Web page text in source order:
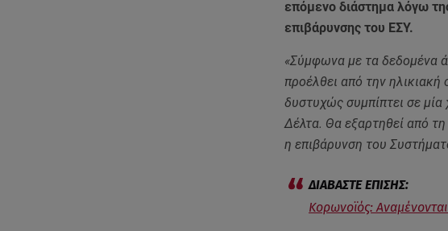
επόμενο διάστημα λόγω
επιβάρυνσης του ΕΣΥ.
«Σύμφωνα με τα δεδομένα
προέλθει από την
δυστυχώς συμπίπτει σε
Δέλτα. Θα εξαρτηθεί από
η επιβάρυνση του
Κορωνοϊός: